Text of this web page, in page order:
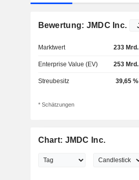
Bewertung: JMDC Inc.
Marktwert 233 Mrd.
Enterprise Value (EV) 253 Mrd.
Streubesitz 39,65 %
* Schätzungen
Chart: JMDC Inc.